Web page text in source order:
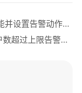
上一篇：ALM-303046728 开启服务器探测功能并设置告警动作后，设备探测到Portal服务器状态由DOWN转变为UP
下一篇：ALM-303046730 Portal认证上线用户数超过上限告警阈值，产生告警